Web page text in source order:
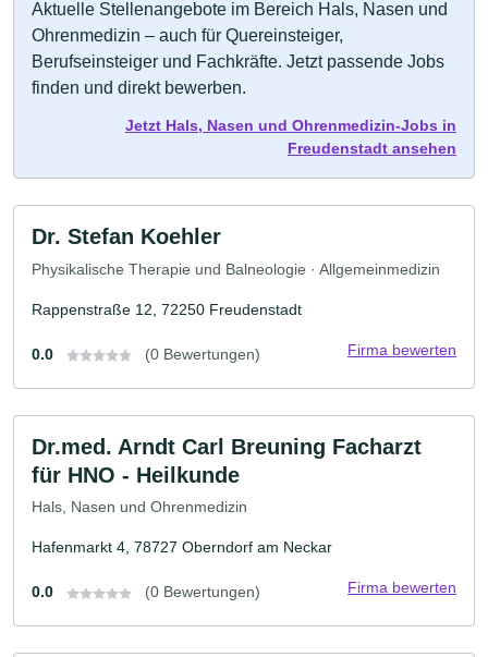
Aktuelle Stellenangebote im Bereich Hals, Nasen und
Ohrenmedizin – auch für Quereinsteiger,
Berufseinsteiger und Fachkräfte. Jetzt passende Jobs
finden und direkt bewerben.
Jetzt Hals, Nasen und Ohrenmedizin-Jobs in
Freudenstadt ansehen
Dr. Stefan Koehler
Physikalische Therapie und Balneologie · Allgemeinmedizin
Rappenstraße 12, 72250 Freudenstadt
0.0 (0 Bewertungen) Firma bewerten
Dr.med. Arndt Carl Breuning Facharzt
für HNO - Heilkunde
Hals, Nasen und Ohrenmedizin
Hafenmarkt 4, 78727 Oberndorf am Neckar
0.0 (0 Bewertungen) Firma bewerten